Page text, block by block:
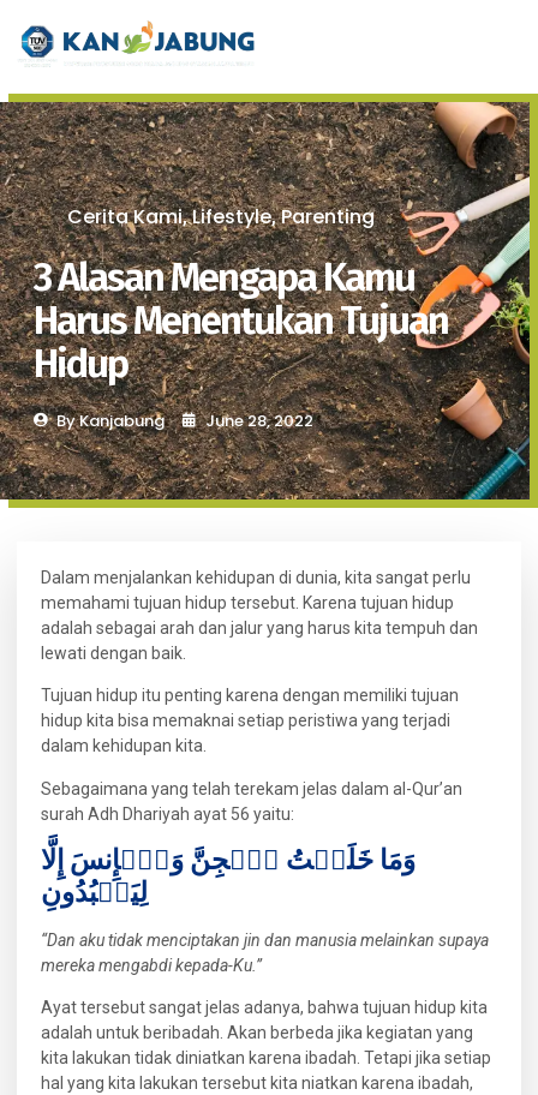
Cerita Kami,Lifestyle,Parenting
3 Alasan Mengapa Kamu
Harus Menentukan Tujuan
Hidup
ByKanjabung June 28, 2022
Dalam menjalankan kehidupan di dunia, kita sangat perlu
memahami tujuan hidup tersebut. Karena tujuan hidup
adalah sebagai arah dan jalur yang harus kita tempuh dan
lewati dengan baik.
Tujuan hidup itu penting karena dengan memiliki tujuan
hidup kita bisa memaknai setiap peristiwa yang terjadi
dalam kehidupan kita.
Sebagaimana yang telah terekam jelas dalam al-Qur’an
surah Adh Dhariyah ayat 56 yaitu:
وَمَا خَلَقۡتُ ٱلۡجِنَّ وَٱلۡإِنسَ إِلَّا
لِيَعۡبُدُونِ
“Dan aku tidak menciptakan jin dan manusia melainkan supaya
mereka mengabdi kepada-Ku.”
Ayat tersebut sangat jelas adanya, bahwa tujuan hidup kita
adalah untuk beribadah. Akan berbeda jika kegiatan yang
kita lakukan tidak diniatkan karena ibadah. Tetapi jika setiap
hal yang kita lakukan tersebut kita niatkan karena ibadah,